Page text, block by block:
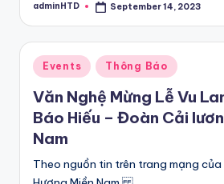
Posted
adminHTD September 14, 2023
Posted
in
Events Thông Báo
Văn Nghệ Mừng Lễ Vu
Báo Hiếu – Đoàn Cải
Nam
Theo nguồn tin trên trang mạng